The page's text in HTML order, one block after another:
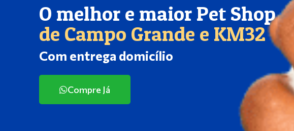
O melhor e maior Pet Shop
de Campo Grande e KM32
Com entrega domicílio
Compre Já